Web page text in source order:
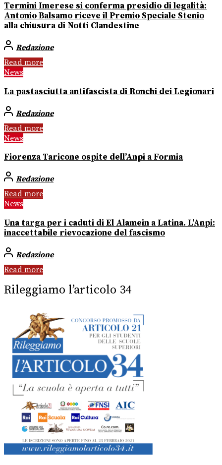
Termini Imerese si conferma presidio di legalità:
Antonio Balsamo riceve il Premio Speciale Stenio
alla chiusura di Notti Clandestine
Redazione
Read more
News
La pastasciutta antifascista di Ronchi dei Legionari
Redazione
Read more
News
Fiorenza Taricone ospite dell’Anpi a Formia
Redazione
Read more
News
Una targa per i caduti di El Alamein a Latina. L’Anpi:
inaccettabile rievocazione del fascismo
Redazione
Read more
Rileggiamo l’articolo 34